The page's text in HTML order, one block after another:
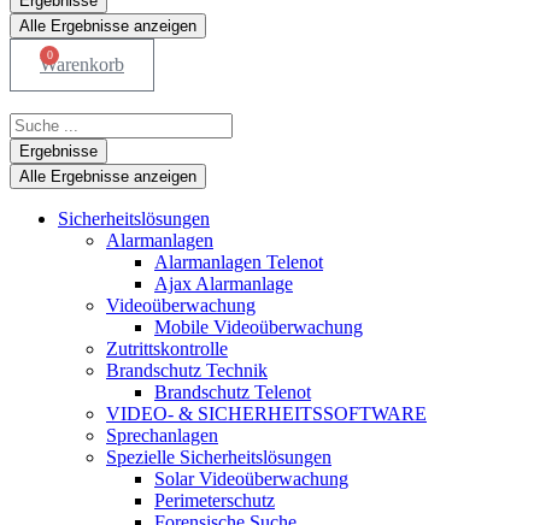
Alle Ergebnisse anzeigen
0
Warenkorb
Search
...Ergebnisse
Alle Ergebnisse anzeigen
Sicherheitslösungen
Alarmanlagen
Alarmanlagen Telenot
Ajax Alarmanlage
Videoüberwachung
Mobile Videoüberwachung
Zutrittskontrolle
Brandschutz Technik
Brandschutz Telenot
VIDEO- & SICHERHEITSSOFTWARE
Sprechanlagen
Spezielle Sicherheitslösungen
Solar Videoüberwachung
Perimeterschutz